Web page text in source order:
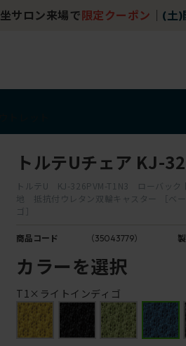
坐サロン来場で 限定クーポン (土)
トルテUチェア KJ-
トルテU KJ-326PVM-T1N3 ローバック
地 抵抗付ウレタン双輪キャスター ［ベ
ゴ］
商品コード （35043779）
カラーを選択
T1×ライトインディゴ